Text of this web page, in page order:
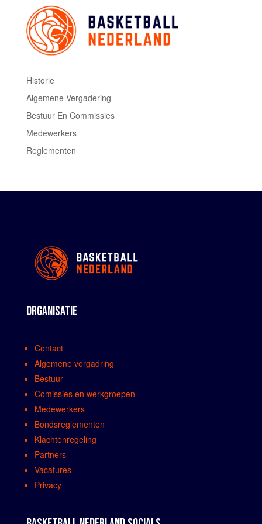
Historie
Algemene Vergadering
Bestuur En Commissies
Medewerkers
Reglementen
ORGANISATIE
Contact
Algemene vergadring
Bestuur
Comissies en werkgroepen
Medewerkers
Bondsreglementen
Klachtenregeling
Partners
Vacatures
Privacy